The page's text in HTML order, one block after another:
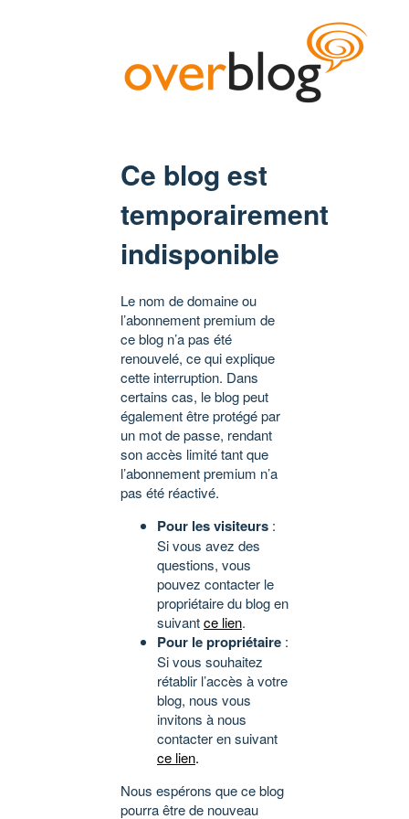
Ce blog est
temporairement
indisponible
Le nom de domaine ou
l’abonnement premium de
ce blog n’a pas été
renouvelé, ce qui explique
cette interruption. Dans
certains cas, le blog peut
également être protégé par
un mot de passe, rendant
son accès limité tant que
l’abonnement premium n’a
pas été réactivé.
Pour les visiteurs :
Si vous avez des
questions, vous
pouvez contacter le
propriétaire du blog en
suivantce lien.
Pour le propriétaire :
Si vous souhaitez
rétablir l’accès à votre
blog, nous vous
invitons à nous
contacter en suivant
ce lien.
Nous espérons que ce blog
pourra être de nouveau